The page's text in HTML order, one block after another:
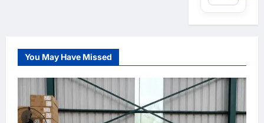
You May Have Missed